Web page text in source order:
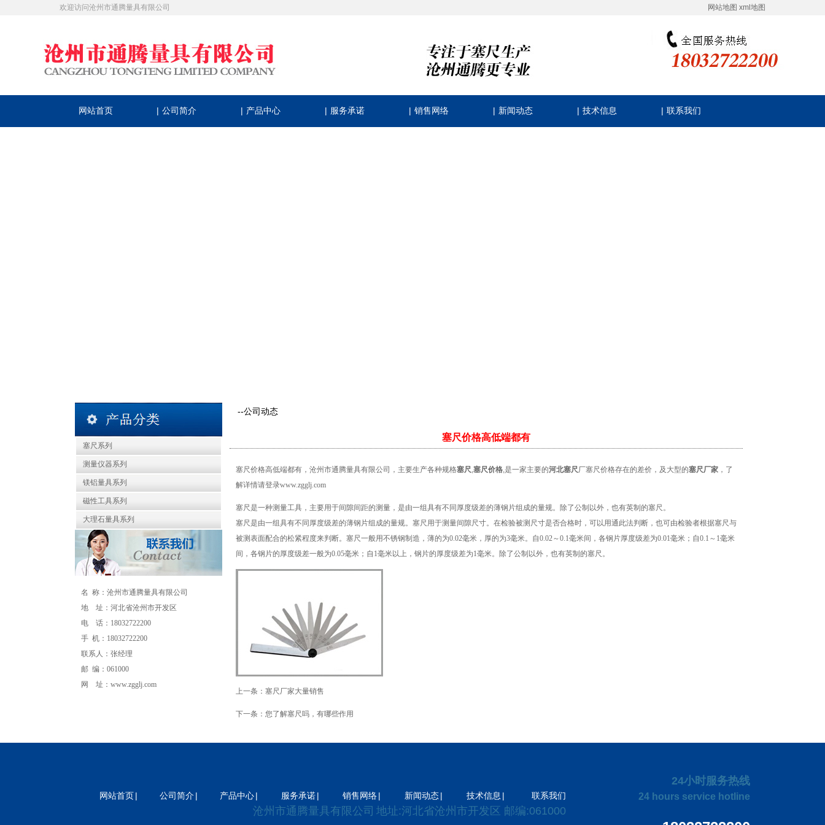
欢迎访问沧州市通腾量具有限公司 网站地图 xml地图
网站首页 | 公司简介 | 产品中心 | 服务承诺 | 销售网络 | 新闻动态 | 技术信息 | 联系我们
塞尺系列
测量仪器系列
镁铝量具系列
磁性工具系列
大理石量具系列
名 称：沧州市通腾量具有限公司
地 址：河北省沧州市开发区
电 话：18032722200
手 机：18032722200
联系人：张经理
邮 编：061000
网 址： www.zgglj.com
显压力表 压力变送器 电接点压力表
--公司动态
塞尺价格高低端都有
塞尺价格高低端都有 ， 沧州市通腾量具有限公司，主要生产各种规格塞尺,塞尺价格,是一家主要的河北塞尺厂塞尺价格存在的差价， 及大型的塞尺厂家 ，了
解详情请登录www.zgglj.com
塞尺是一种测量工具，主要用于间隙间距的测量，是由一组具有不同厚度级差的薄钢片组成的量规。除了公制以外，也有英制的塞尺。
塞尺是由一组具有不同厚度级差的薄钢片组成的量规。塞尺用于测量间隙尺寸。在检验被测尺寸是否合格时，可以用通此法判断，也可由检验者根据塞尺与
被测表面配合的松紧程度来判断。塞尺一般用不锈钢制造，薄的为0.02毫米，厚的为3毫米。自0.02～0.1毫米间，各钢片厚度级差为0.01毫米；自0.1～1毫米
间，各钢片的厚度级差一般为0.05毫米；自1毫米以上，钢片的厚度级差为1毫米。除了公制以外，也有英制的塞尺。
上一条： 塞尺厂家大量销售
下一条： 您了解塞尺吗，有哪些作用
网站首页 | 公司简介 | 产品中心 | 服务承诺 | 销售网络 | 新闻动态 | 技术信息 | 联系我们
沧州市通腾量具有限公司 地址:河北省沧州市开发区 邮编:061000
24小时服务热线
24 hours service hotline